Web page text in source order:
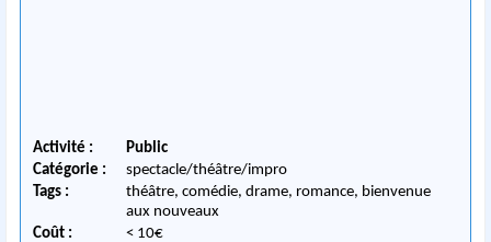
Activité :
Public
Catégorie :
spectacle/théâtre/impro
Tags :
théâtre, comédie, drame, romance, bienvenue
aux nouveaux
Coût :
< 10€